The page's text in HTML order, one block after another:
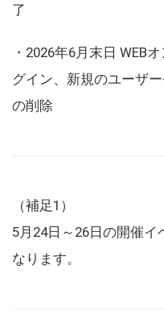
了
・2026年6月末日 WEB
グイン、新規のユーザ
の削除
（補足1）
5月24日～26日の開催イ
なります。